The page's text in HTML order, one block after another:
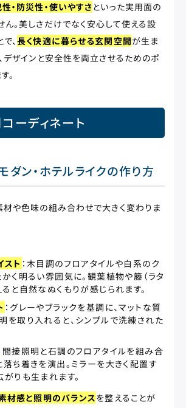
・防災性・使いやすさといった実用面の
。美しさだけでなく安心して使える設
、長く快適に暮らせる玄関空間が生ま
デザインと安全性を両立させるためのポ
。
ーディネート
ダン・ホテルライクの作り方
材や色味の組み合わせで大きく変わりま
スト ：木目調のフロアタイルや白系のク
かく明るい雰囲気に。観葉植物や籐（ラタ
と自然なぬくもりが感じられます。
：グレーやブラックを基調に、マットな質
を取り入れると、シンプルで洗練された
間接照明と石調のフロアタイルを組み合
落ち着きを演出。ミラーを大きく配置す
りも生まれます。
材感と照明のバランスを整えることが